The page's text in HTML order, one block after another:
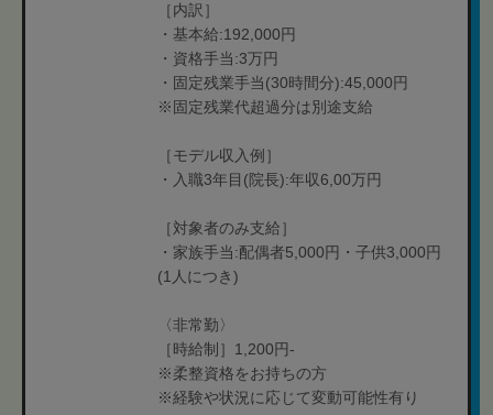
［内訳］
・基本給:192,000円
・資格手当:3万円
・固定残業手当(30時間分):45,000円
※固定残業代超過分は別途支給
［モデル収入例］
・入職3年目(院長):年収6,00万円
［対象者のみ支給］
・家族手当:配偶者5,000円・子供3,000円
(1人につき)
〈非常勤〉
［時給制］1,200円-
※柔整資格をお持ちの方
※経験や状況に応じて変動可能性有り